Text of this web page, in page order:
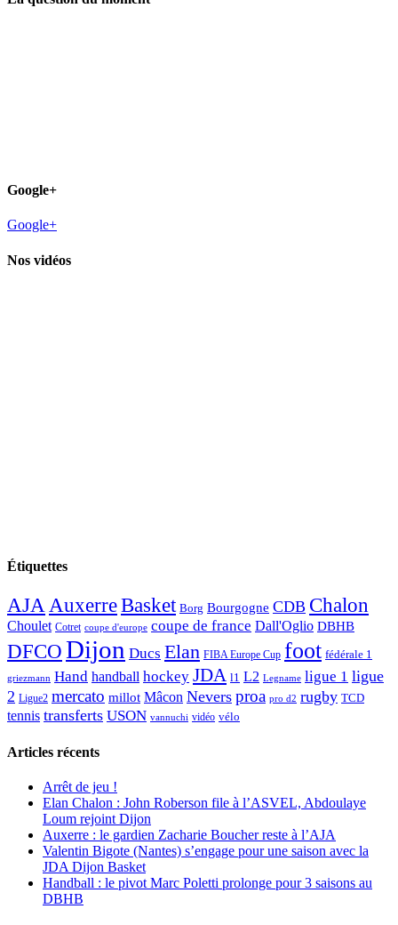
Google+
Google+
Nos vidéos
Étiquettes
AJAAuxerreBasket Borg Bourgogne CDB Chalon
Choulet Cotret coupe d'europe coupe de france Dall'Oglio DBHB
DFCODijon Ducs Elan FIBA Europe Cup foot fédérale 1
griezmann Hand handball hockey JDA l1 L2 Legname ligue 1 ligue
2 Ligue2 mercato millot Mâcon Nevers proa pro d2 rugby TCD
tennis transferts USON vannuchi vidéo vélo
Articles récents
Arrêt de jeu !
Elan Chalon : John Roberson file à l’ASVEL, Abdoulaye
Loum rejoint Dijon
Auxerre : le gardien Zacharie Boucher reste à l’AJA
Valentin Bigote (Nantes) s’engage pour une saison avec la
JDA Dijon Basket
Handball : le pivot Marc Poletti prolonge pour 3 saisons au
DBHB